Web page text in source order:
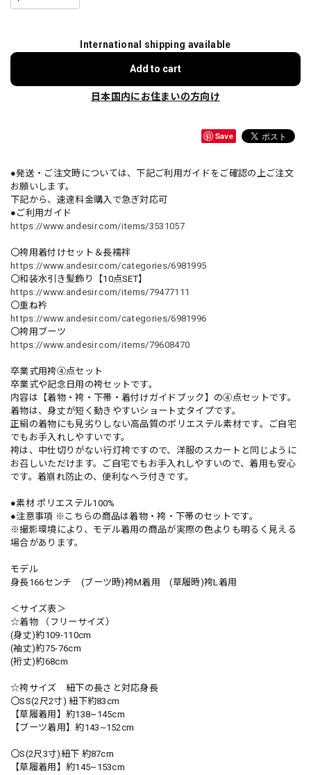
International shipping available
Add to cart
日本国内にお住まいの方向け
Save
●発送・ご注文時については、下記ご利用ガイドをご確認の上ご注文
お願いします。
下記から、速達料金購入で急ぎ対応可
●ご利用ガイド
https://www.andesir.com/items/3531057
〇袴用着付けセット＆長襦袢
https://www.andesir.com/categories/6981995
〇和装水引き髪飾り【10点SET】
https://www.andesir.com/items/79477111
〇重ね衿
https://www.andesir.com/categories/6981996
〇袴用ブーツ
https://www.andesir.com/items/79608470
卒業式用袴④点セット
卒業式や記念日用の袴セットです。
内容は【着物・袴・下帯・着付けガイドブック】の④点セットです。
着物は、身丈が短く動きやすいショート丈タイプです。
正絹の着物にも見劣りしない高品質のポリエステル素材です。ご自宅
でもお手入れしやすいです。
袴は、中仕切りがない行灯袴ですので、洋服のスカートと同じように
お召しいただけます。ご自宅でもお手入れしやすいので、着用も安心
です。着崩れ防止の、便利なヘラ付きです。
●素材 ポリエステル100%
●注意事項 ※こちらの商品は着物・袴・下帯のセットです。
※撮影環境により、モデル着用の商品が実際の色よりも明るく見える
場合があります。
モデル
身長166センチ (ブーツ時)袴M着用 (草履時)袴L着用
＜サイズ表＞
☆着物 （フリーサイズ）
(身丈)約109-110cm
(袖丈)約75-76cm
(裄丈)約68cm
☆袴サイズ 紐下の長さと対応身長
〇SS(2尺2寸) 紐下約83cm
【草履着用】約138~145cm
【ブーツ着用】約143~152cm
〇S(2尺3寸)紐下 約87cm
【草履着用】約145~153cm